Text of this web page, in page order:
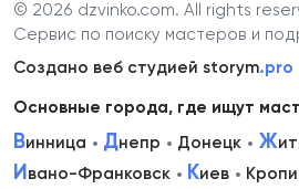
© 2026 dzvinko.com. All rights
Сервис по поиску мастеров и
Создано веб студией storym.pro
Основные города, где ищут
Винница Днепр Донецк Ж
Ивано-Франковск Киев